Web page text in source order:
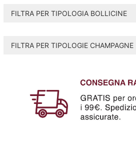
FILTRA PER TIPOLOGIA BOLLICINE
FILTRA PER TIPOLOGIE CHAMPAGNE